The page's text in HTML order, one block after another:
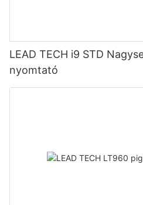
LEAD TECH i9 STD
nyomtató